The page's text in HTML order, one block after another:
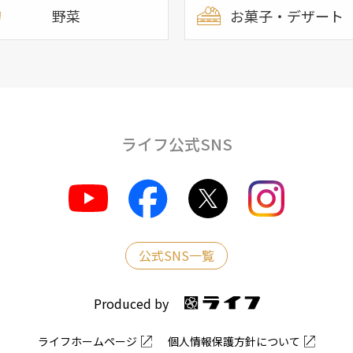
野菜 お菓子・デザート
ライフ公式SNS
公式SNS一覧
Produced by
ライフホームページ 個人情報保護方針について